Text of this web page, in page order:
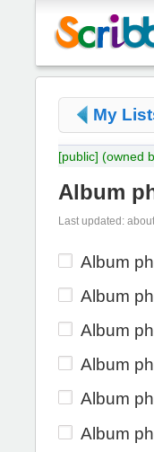
My
[public] (owned
Album
Last updated:
Album
Album
Album
Album
Album
Album